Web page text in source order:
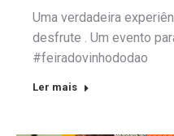
Uma verdadeira
desfrute . Um evento
#feiradovinhododao
Ler mais